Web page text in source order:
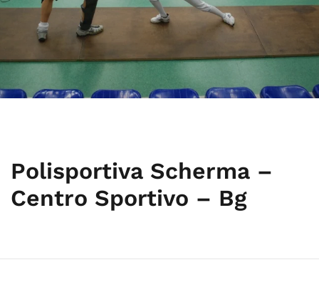
Polisportiva Scherma –
Centro Sportivo – Bg